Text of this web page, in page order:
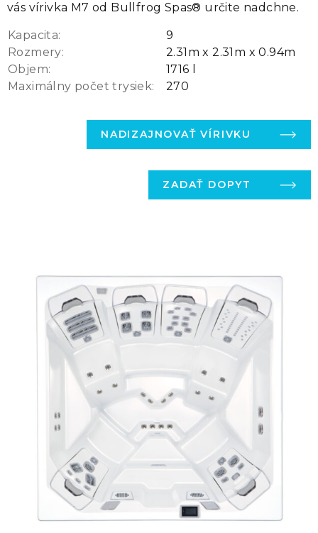
vás vírivka M7 od Bullfrog Spas® určite nadchne.
Kapacita:
9
Rozmery:
2.31m x 2.31m x 0.94m
Objem:
1716 l
Maximálny počet trysiek:
270
NADIZAJNOVAŤ VÍRIVKU
ZADAŤ DOPYT